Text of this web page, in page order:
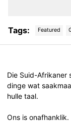
Tags: Featured
Die Suid-Afrikaner
dinge wat
hulle taal.
Ons is onafhanklik.